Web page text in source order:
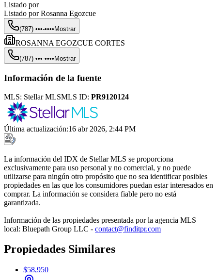
Listado por
Listado por Rosanna Egozcue
(787) •••-•••• Mostrar
ROSANNA EGOZCUE CORTES
(787) •••-•••• Mostrar
Información de la fuente
MLS: Stellar MLSMLS ID: PR9120124
Última actualización:16 abr 2026, 2:44 PM
La información del IDX de Stellar MLS se proporciona
exclusivamente para uso personal y no comercial, y no puede
utilizarse para ningún otro propósito que no sea identificar posibles
propiedades en las que los consumidores puedan estar interesados en
comprar. La información se considera fiable pero no está
garantizada.
Información de las propiedades presentada por la agencia MLS
local: Bluepath Group LLC - contact@finditpr.com
Propiedades Similares
$58,950